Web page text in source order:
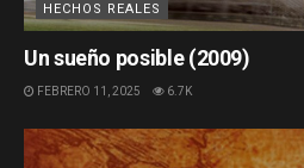
HECHOS REALES
Un sueño posible (2009)
FEBRERO 11, 2025 6.7K